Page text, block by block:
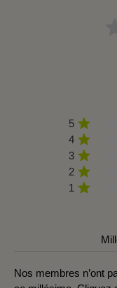
5
4
3
2
1
Nos membres n’ont